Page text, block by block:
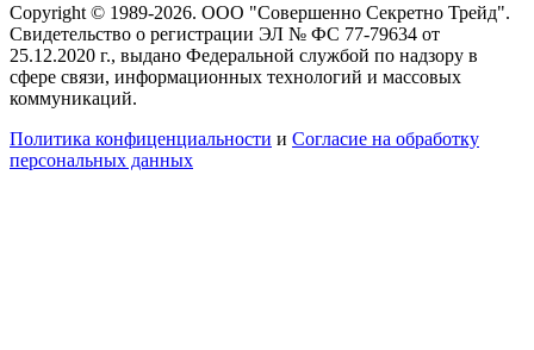
Copyright © 1989-2026. ООО "Совершенно Секретно Трейд".
Свидетельство о регистрации ЭЛ № ФС 77-79634 от
25.12.2020 г., выдано Федеральной службой по надзору в
сфере связи, информационных технологий и массовых
коммуникаций.
Политика конфиценциальности и Согласие на обработку
персональных данных